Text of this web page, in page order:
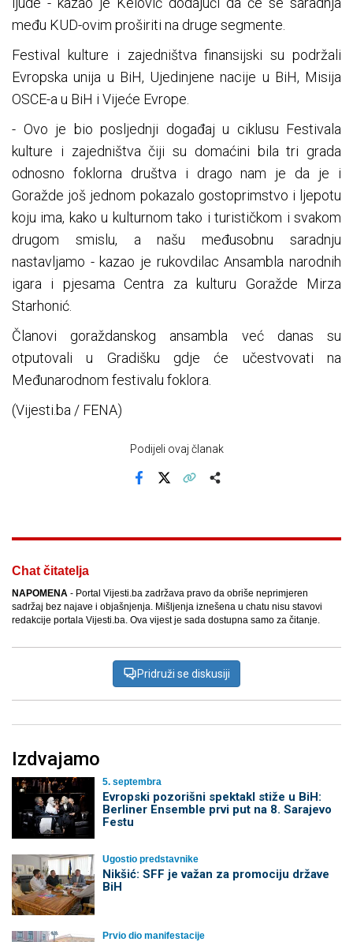
među KUD-ovim proširiti na druge segmente.
Festival kulture i zajedništva finansijski su podržali
Evropska unija u BiH, Ujedinjene nacije u BiH, Misija
OSCE-a u BiH i Vijeće Evrope.
- Ovo je bio posljednji događaj u ciklusu Festivala
kulture i zajedništva čiji su domaćini bila tri grada
odnosno foklorna društva i drago nam je da je i
Goražde još jednom pokazalo gostoprimstvo i ljepotu
koju ima, kako u kulturnom tako i turističkom i svakom
drugom smislu, a našu međusobnu saradnju
nastavljamo - kazao je rukovdilac Ansambla narodnih
igara i pjesama Centra za kulturu Goražde Mirza
Starhonić.
Članovi goraždanskog ansambla već danas su
otputovali u Gradišku gdje će učestvovati na
Međunarodnom festivalu foklora.
(Vijesti.ba / FENA)
Podijeli ovaj članak
Chat čitatelja
NAPOMENA - Portal Vijesti.ba zadržava pravo da obriše neprimjeren
sadržaj bez najave i objašnjenja. Mišljenja iznešena u chatu nisu stavovi
redakcije portala Vijesti.ba. Ova vijest je sada dostupna samo za čitanje.
Pridruži se diskusiji
Izdvajamo
5. septembra
Evropski pozorišni spektakl stiže u BiH:
Berliner Ensemble prvi put na 8. Sarajevo
Festu
Ugostio predstavnike
Nikšić: SFF je važan za promociju države
BiH
Prvio dio manifestacije